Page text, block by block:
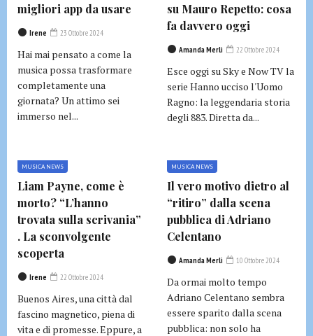
migliori app da usare
Irene 23 Ottobre 2024
Hai mai pensato a come la
musica possa trasformare
completamente una
giornata? Un attimo sei
immerso nel...
su Mauro Repetto: cosa
fa davvero oggi
Amanda Merli 22 Ottobre 2024
Esce oggi su Sky e Now TV la
serie Hanno ucciso l'Uomo
Ragno: la leggendaria storia
degli 883. Diretta da...
MUSICA NEWS
Liam Payne, come è
morto? “L’hanno
trovata sulla scrivania”
. La sconvolgente
scoperta
Irene 22 Ottobre 2024
Buenos Aires, una città dal
fascino magnetico, piena di
vita e di promesse. Eppure, a
MUSICA NEWS
Il vero motivo dietro al
“ritiro” dalla scena
pubblica di Adriano
Celentano
Amanda Merli 10 Ottobre 2024
Da ormai molto tempo
Adriano Celentano sembra
essere sparito dalla scena
pubblica: non solo ha